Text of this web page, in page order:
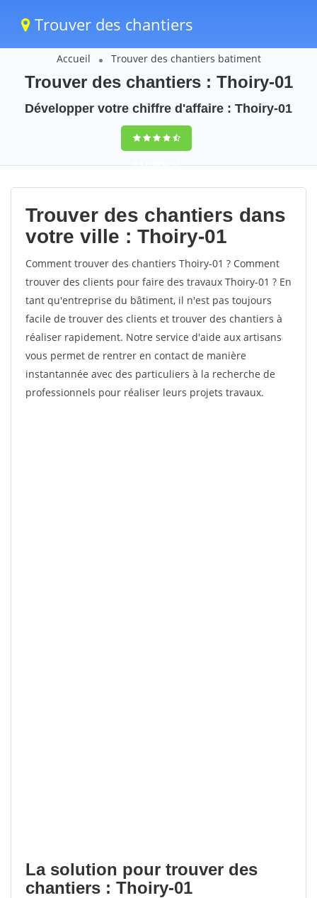
Trouver des chantiers
Accueil Trouver des chantiers batiment
Trouver des chantiers : Thoiry-01
Développer votre chiffre d'affaire : Thoiry-01
9,5(100%)42
votes
Trouver des chantiers dans
votre ville : Thoiry-01
Comment trouver des chantiers Thoiry-01 ? Comment
trouver des clients pour faire des travaux Thoiry-01 ? En
tant qu'entreprise du bâtiment, il n'est pas toujours
facile de trouver des clients et trouver des chantiers à
réaliser rapidement. Notre service d'aide aux artisans
vous permet de rentrer en contact de manière
instantannée avec des particuliers à la recherche de
professionnels pour réaliser leurs projets travaux.
La solution pour trouver des
chantiers : Thoiry-01